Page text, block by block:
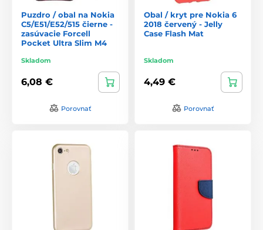
Puzdro / obal na Nokia
C5/E51/E52/515 čierne -
zasúvacie Forcell
Pocket Ultra Slim M4
Skladom
6,08 €
Porovnať
Obal / kryt pre Nokia 6
2018 červený - Jelly
Case Flash Mat
Skladom
4,49 €
Porovnať